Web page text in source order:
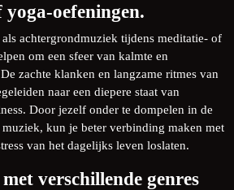
oefeningen.
achtergrondmuziek tijdens meditatie- of
om een sfeer van kalmte en
zachte klanken en langzame ritmes van
naar een diepere staat van
Door jezelf onder te dompelen in de
kun je beter verbinding maken met
van het dagelijks leven loslaten.
verschillende genres